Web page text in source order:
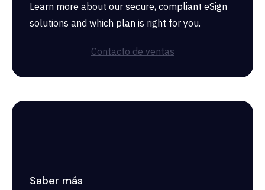
Learn more about our secure, compliant eSign
solutions and which plan is right for you.
Contacto de ventas
Saber más